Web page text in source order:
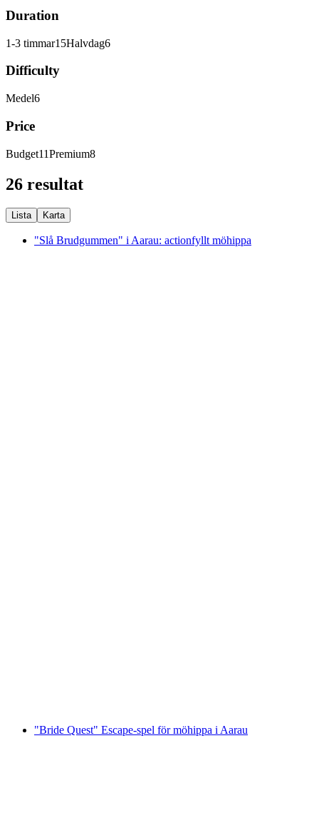
Duration
1-3 timmar15Halvdag6
Difficulty
Medel6
Price
Budget11Premium8
26 resultat
Lista Karta
"Slå Brudgummen" i Aarau: actionfyllt möhippa
"Bride Quest" Escape-spel för möhippa i Aarau